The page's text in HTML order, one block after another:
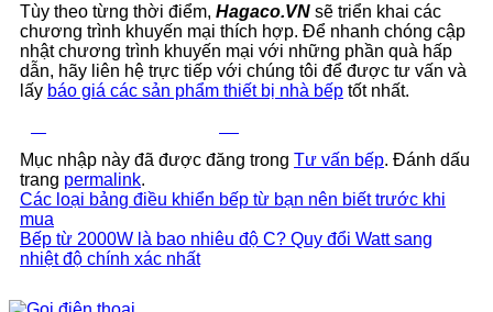
Tùy theo từng thời điểm, Hagaco.VN sẽ triển khai các
chương trình khuyến mại thích hợp. Để nhanh chóng cập
nhật chương trình khuyến mại với những phần quà hấp
dẫn, hãy liên hệ trực tiếp với chúng tôi để được tư vấn và
lấy báo giá các sản phẩm thiết bị nhà bếp tốt nhất.
Mục nhập này đã được đăng trong Tư vấn bếp. Đánh dấu
trang permalink.
Các loại bảng điều khiển bếp từ bạn nên biết trước khi
mua
Bếp từ 2000W là bao nhiêu độ C? Quy đổi Watt sang
nhiệt độ chính xác nhất